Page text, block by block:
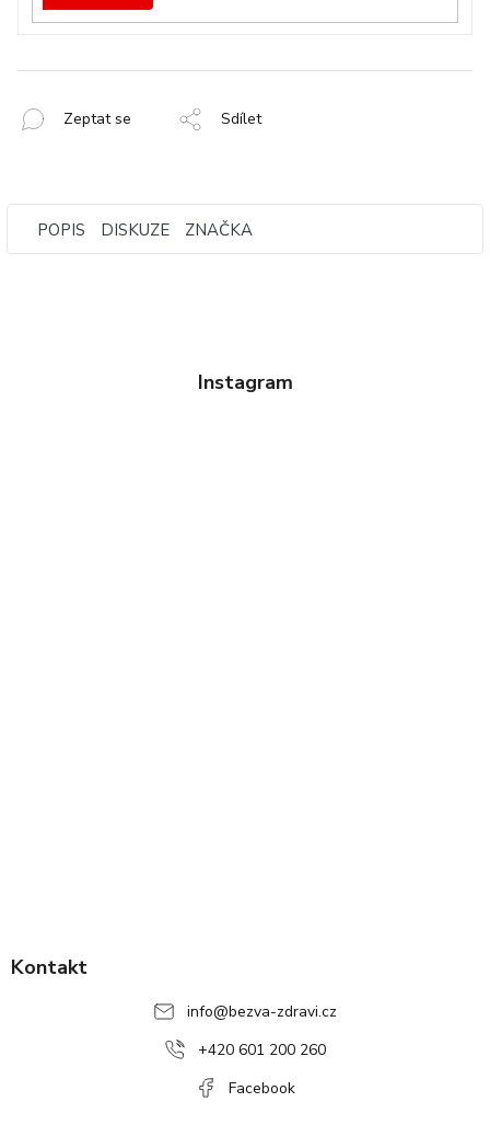
Zeptat se Sdílet
POPIS DISKUZE ZNAČKA
Instagram
Kontakt
info@bezva-zdravi.cz
+420 601 200 260
Facebook